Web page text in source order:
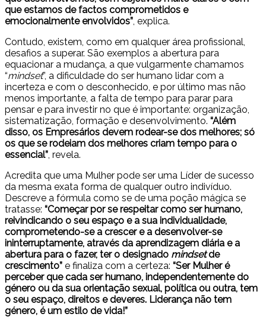
que estamos de factos comprometidos e
emocionalmente envolvidos”, explica.
Contudo, existem, como em qualquer área profissional,
desafios a superar. São exemplos a abertura para
equacionar a mudança, a que vulgarmente chamamos
“mindset”, a dificuldade do ser humano lidar com a
incerteza e com o desconhecido, e por último mas não
menos importante, a falta de tempo para parar para
pensar e para investir no que é importante: organização,
sistematização, formação e desenvolvimento. “Além
disso, os Empresários devem rodear-se dos melhores; só
os que se rodeiam dos melhores criam tempo para o
essencial”, revela.
Acredita que uma Mulher pode ser uma Líder de sucesso
da mesma exata forma de qualquer outro indivíduo.
Descreve a fórmula como se de uma poção mágica se
tratasse: “Começar por se respeitar como ser humano,
reivindicando o seu espaço e a sua individualidade,
comprometendo-se a crescer e a desenvolver-se
ininterruptamente, através da aprendizagem diária e a
abertura para o fazer, ter o designado mindsetde
crescimento” e finaliza com a certeza: “Ser Mulher é
perceber que cada ser humano, independentemente do
género ou da sua orientação sexual, política ou outra, tem
o seu espaço, direitos e deveres. Liderança não tem
género, é um estilo de vida!”